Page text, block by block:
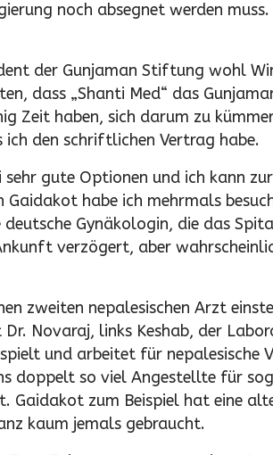
noch absegnet werden
der Gunjaman Stiftung wohl
dass „Shanti Med“ das
Zeit haben, sich darum zu
den schriftlichen Vertrag habe.
gute Optionen und ich kann
Gaidakot habe ich mehrmals
Gynäkologin, die das
verzögert, aber
zweiten nepalesischen Arzt
Novaraj, links Keshab, der
und arbeitet für nepalesische
doppelt so viel Angestellte für
Gaidakot zum Beispiel hat eine
kaum jemals gebraucht.